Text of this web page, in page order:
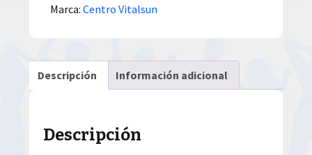
Marca:Centro Vitalsun
Descripción Información adicional
Descripción